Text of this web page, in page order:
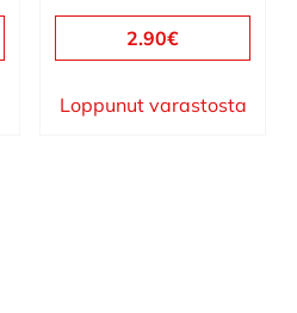
2.90€
Loppunut varastosta